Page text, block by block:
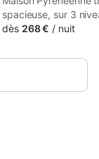
spacieuse, sur 3
jardin et parking,
famille ou amis,
dès 268 € / nuit